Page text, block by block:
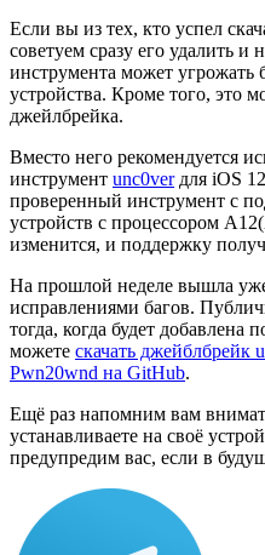
Если вы из тех, кто успел
советуем сразу его удалить и
инструмента может угрожать
устройства. Кроме того, это
джейлбрейка.
Вместо него рекомендуется
инструмент unc0verдля iOS
проверенный инструмент с
устройств с процессором
изменится, и поддержку
На прошлой неделе вышла
исправлениями багов.
тогда, когда будет
можете скачать джейблбрейк
Pwn20wnd на GitHub.
Ещё раз напомним вам
устанавливаете на своё
предупредим вас, если в